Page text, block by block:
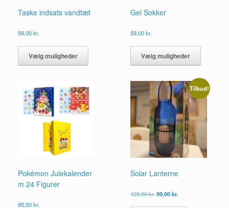
Taske indsats vandtæt
99,00kr.
Vælg muligheder
har
Mulighederne
kan
vælges
Gel Sokker
59,00kr.
Vælg muligheder
har
varianter.
på
Pokémon Julekalender
m 24 Figurer
95,00kr.
Tilbud!
Solar Lanterne
129,00kr.Den
99,00kr.